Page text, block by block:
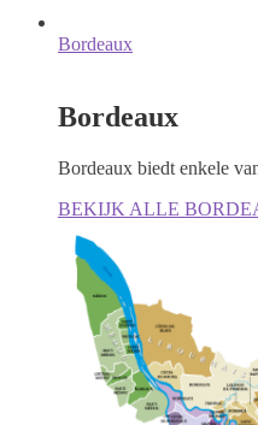
Bordeaux
Bordeaux
Bordeaux biedt enkele
BEKIJK ALLE